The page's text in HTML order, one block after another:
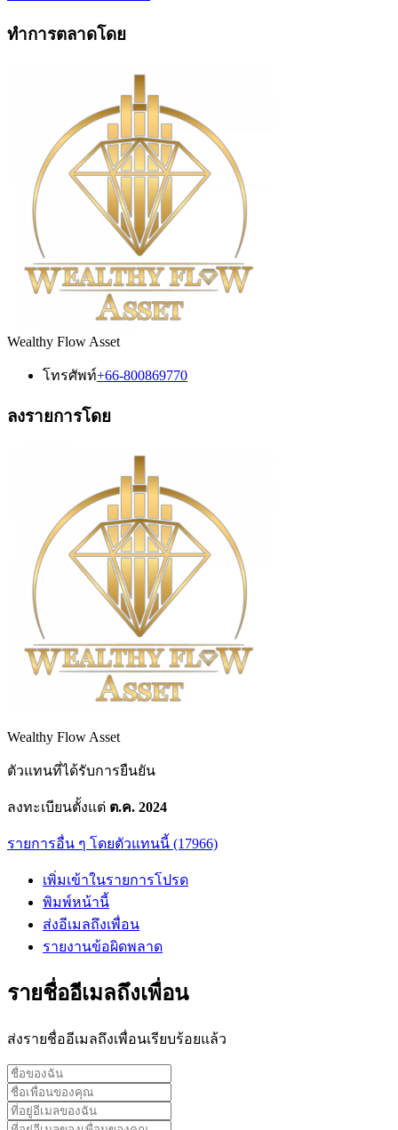
ทำการตลาดโดย
Wealthy Flow Asset
โทรศัพท์+66-800869770
ลงรายการโดย
Wealthy Flow Asset
ตัวแทนที่ได้รับการยืนยัน
ลงทะเบียนตั้งแต่ ต.ค. 2024
รายการอื่น ๆ โดยตัวแทนนี้ (17966)
เพิ่มเข้าในรายการโปรด
พิมพ์หน้านี้
ส่งอีเมลถึงเพื่อน
รายงานข้อผิดพลาด
รายชื่ออีเมลถึงเพื่อน
ส่งรายชื่ออีเมลถึงเพื่อนเรียบร้อยแล้ว